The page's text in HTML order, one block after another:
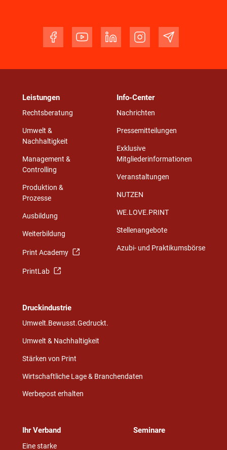
Leistungen
Rechtsberatung
Umwelt &
Nachhaltigkeit
Management &
Controlling
Produktion &
Prozesse
Ausbildung
Weiterbildung
Print Academy
PrintLab
Info-Center
Nachrichten
Pressemitteilungen
Exklusive
Mitgliederinformationen
Veranstaltungen
NUTZEN
WE.LOVE.PRINT
Stellenangebote
Azubi- und Praktikumsbörse
Druckindustrie
Umwelt.Bewusst.Gedruckt.
Umwelt & Nachhaltigkeit
Stärken von Print
Wirtschaftliche Lage & Branchendaten
Werbepost erhalten
Ihr Verband
Eine starke
Seminare